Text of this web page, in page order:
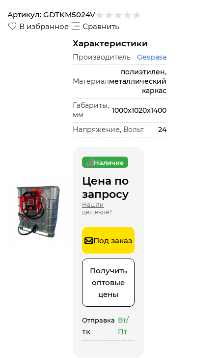
В избранное Сравнить
Артикул: GDTKM5024V
Характеристики
Производитель Gespasa
Материал
полиэтилен,
металлический
каркас
Габариты,
мм
1000х1020х1400
Напряжение, Вольт 24
Наличие
Цена по
запросу
Нашли
дешевле?
Под заказ
Получить
оптовые
цены
Отправка
ТК
Вт/
Пт